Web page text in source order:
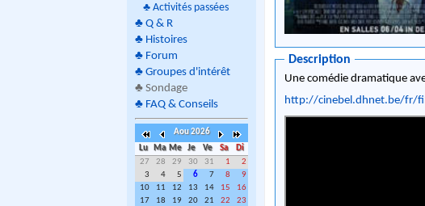
♣ Activités passées
♣ Q & R
♣ Histoires
♣ Forum
♣ Groupes d'intérêt
♣ Sondage
♣ FAQ & Conseils
Aou 2026
Lu
Ma Me Je Ve Sa
Di
27
28 29 30 31 1
2
3
4 5 6 7 8
9
10
11 12 13 14 15
16
17
18 19 20 21 22
23
Description
Une comédie dramatique
http://cinebel.dhnet.be/fr/